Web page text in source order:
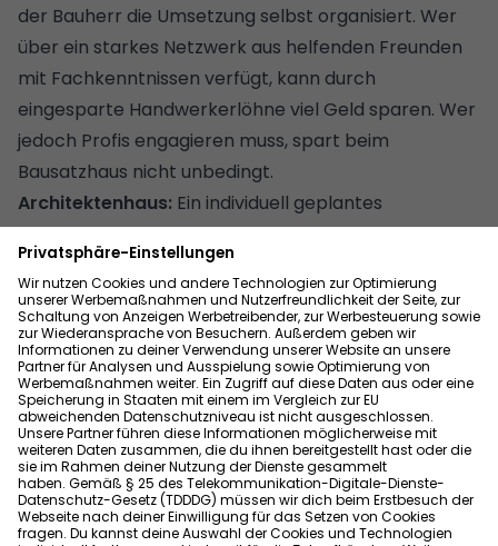
der Bauherr die Umsetzung selbst organisiert. Wer
über ein starkes Netzwerk aus helfenden Freunden
mit Fachkenntnissen verfügt, kann durch
eingesparte Handwerkerlöhne viel Geld sparen. Wer
jedoch Profis engagieren muss, spart beim
Bausatzhaus nicht unbedingt.
Architektenhaus: Ein individuell geplantes
Architektenhaus muss nicht teuer sein. Wer einen
Architekten gezielt auf kostensparende Lösungen
anspricht, kann durch clevere Materialwahl,
Recyclingbaustoffe oder kompakte Bauformen eine
besonders wirtschaftliche Lösung finden, die oft
günstiger ist als Standardlösungen großer Bauträger.
Haus günstig bauen – die Vor- und Nachteile
Ein günstiger Hausbau kann den Traum vom
Eigenheim auch mit kleinerem Budget wahr werden
lassen. Doch niedrigere Baukosten bedeuten oft